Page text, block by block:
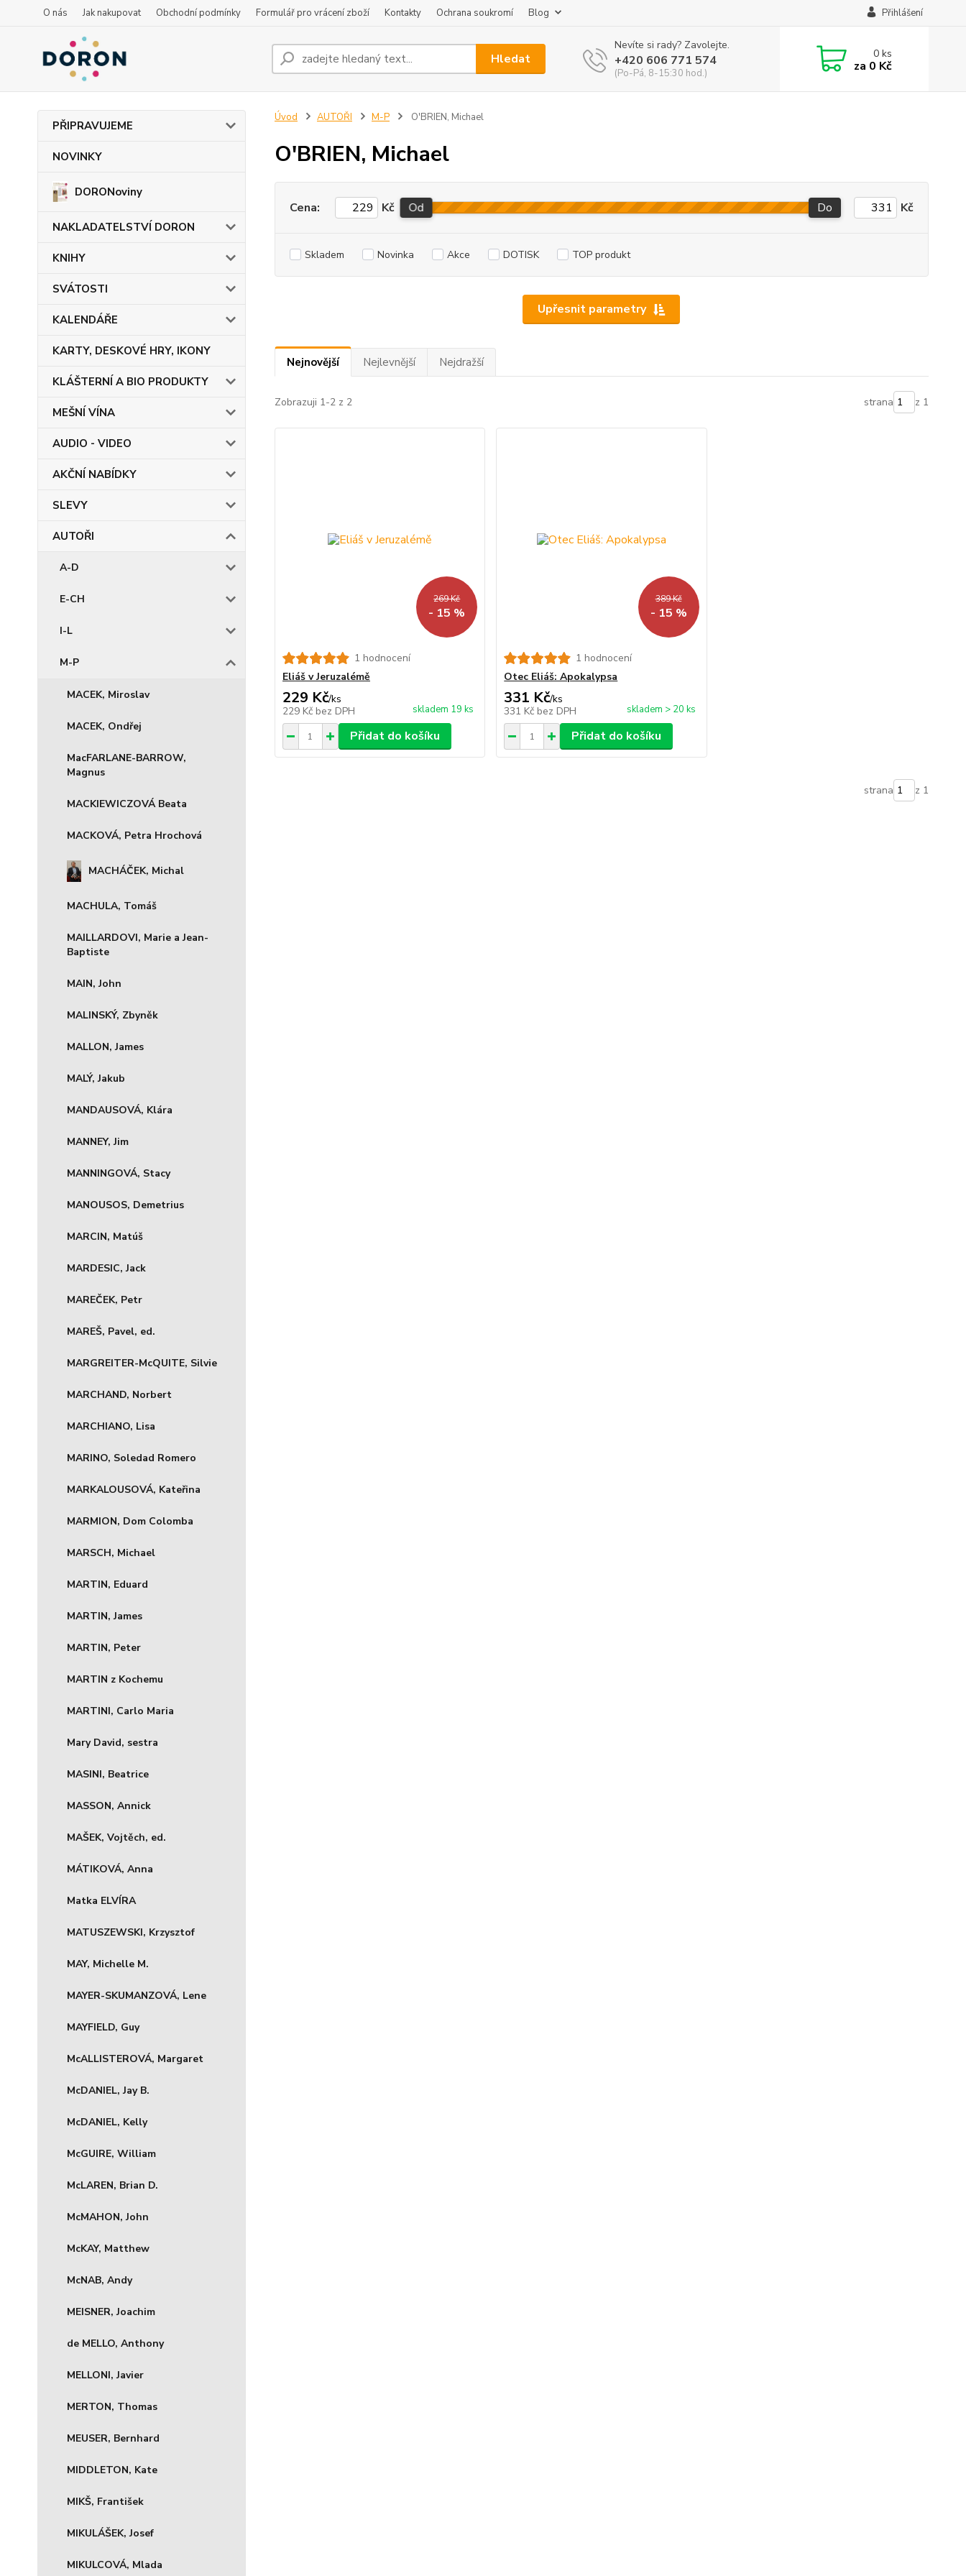
O nás Jak nakupovat Obchodní podmínky Formulář pro vrácení zboží Kontakty Ochrana soukromí Blog Přihlášení
Hledat
Nevíte si rady? Zavolejte.
+420 606 771 574
(Po-Pá, 8-15:30 hod.)
0ks
za 0 Kč
PŘIPRAVUJEME
NOVINKY
DORONoviny
NAKLADATELSTVÍ DORON
KNIHY
SVÁTOSTI
KALENDÁŘE
KARTY, DESKOVÉ HRY, IKONY
KLÁŠTERNÍ A BIO PRODUKTY
MEŠNÍ VÍNA
AUDIO - VIDEO
AKČNÍ NABÍDKY
SLEVY
AUTOŘI
A-D
E-CH
I-L
M-P
MACEK, Miroslav
MACEK, Ondřej
MacFARLANE-BARROW,
Magnus
MACKIEWICZOVÁ Beata
MACKOVÁ, Petra Hrochová
MACHÁČEK, Michal
MACHULA, Tomáš
MAILLARDOVI, Marie a Jean-
Baptiste
MAIN, John
MALINSKÝ, Zbyněk
MALLON, James
MALÝ, Jakub
MANDAUSOVÁ, Klára
MANNEY, Jim
MANNINGOVÁ, Stacy
MANOUSOS, Demetrius
MARCIN, Matúš
MARDESIC, Jack
MAREČEK, Petr
MAREŠ, Pavel, ed.
MARGREITER-McQUITE, Silvie
MARCHAND, Norbert
MARCHIANO, Lisa
MARINO, Soledad Romero
MARKALOUSOVÁ, Kateřina
MARMION, Dom Colomba
MARSCH, Michael
MARTIN, Eduard
MARTIN, James
MARTIN, Peter
MARTIN z Kochemu
MARTINI, Carlo Maria
Mary David, sestra
MASINI, Beatrice
MASSON, Annick
MAŠEK, Vojtěch, ed.
MÁTIKOVÁ, Anna
Matka ELVÍRA
MATUSZEWSKI, Krzysztof
MAY, Michelle M.
MAYER-SKUMANZOVÁ, Lene
MAYFIELD, Guy
McALLISTEROVÁ, Margaret
McDANIEL, Jay B.
McDANIEL, Kelly
McGUIRE, William
McLAREN, Brian D.
McMAHON, John
McKAY, Matthew
McNAB, Andy
MEISNER, Joachim
de MELLO, Anthony
MELLONI, Javier
MERTON, Thomas
MEUSER, Bernhard
MIDDLETON, Kate
MIKŠ, František
MIKULÁŠEK, Josef
MIKULCOVÁ, Mlada
Úvod AUTOŘI M-P O'BRIEN, Michael
O'BRIEN, Michael
Upřesnit parametry
Cena: Kč Od Do Kč
Skladem Novinka Akce DOTISK TOP produkt
Nejnovější Nejlevnější Nejdražší
Zobrazuji 1-2 z 2 strana z 1
269 Kč
- 15 %
1 hodnocení
Eliáš v Jeruzalémě
229 Kč/ks
229 Kč bez DPH skladem 19 ks
Přidat do košíku
389 Kč
- 15 %
1 hodnocení
Otec Eliáš: Apokalypsa
331 Kč/ks
331 Kč bez DPH skladem > 20 ks
Přidat do košíku
strana z 1